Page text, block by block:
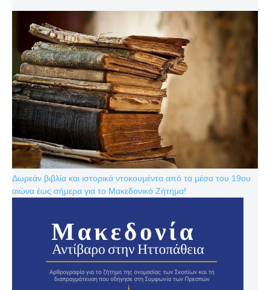
Δωρεάν βιβλία και ιστορικά ντοκουμέντα από τα μέσα του 19ου
αιώνα έως σήμερα για το Μακεδονικό Ζήτημα!